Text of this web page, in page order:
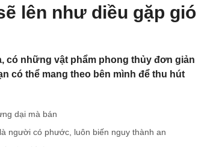
lên như diều gặp gió
có những vật phẩm phong thủy đơn giản
có thể mang theo bên mình để thu hút
dại mà bán
người có phước, luôn biến nguy thành an